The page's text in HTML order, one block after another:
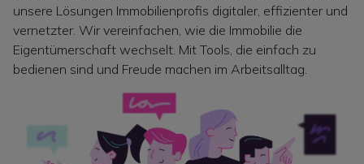
unsere Lösungen Immobilienprofis digitaler, effizienter und
vernetzter. Wir vereinfachen, wie die Immobilie die
Eigentümerschaft wechselt. Mit Tools, die einfach zu
bedienen sind und Freude machen im Arbeitsalltag.